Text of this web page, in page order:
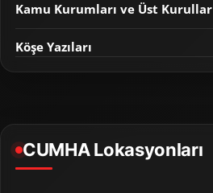
Kamu Kurumları ve Üst Kurullar
Köşe Yazıları
CUMHA Lokasyonları